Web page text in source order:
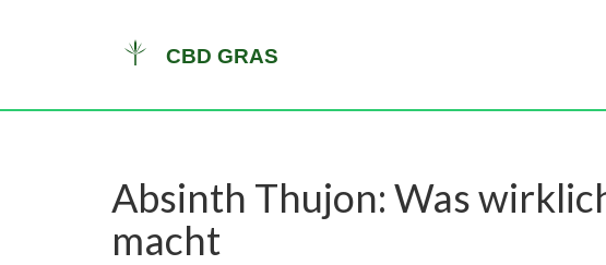
Absinth Thujon: Was
macht